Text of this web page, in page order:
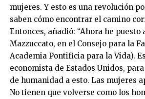
mujeres. Y esto es una revolución
saben cómo encontrar el camino
Entonces, añadió: “Ahora he puesto
Mazzuccato, en el Consejo para la
Academia Pontificia para la Vida).
economista de Estados Unidos,
de humanidad a esto. Las mujeres
No tienen que volverse como los